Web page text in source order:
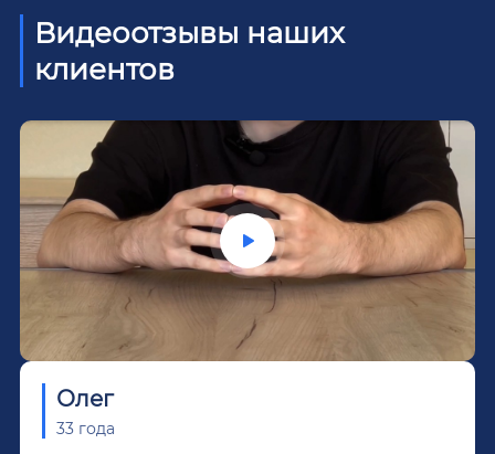
Видеоотзывы наших
клиентов
Олег
33 года